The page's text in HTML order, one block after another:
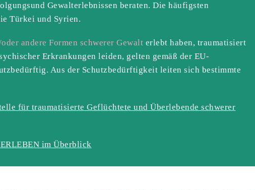
Gewalterlebnissen beraten.Die häufigsten
Türkei und Syrien.
andere Formen schwerer Gewalt erlebt haben, traumatisiert
Erkrankungen leiden, gelten gemäß der EU-
Aus der Schutzbedürftigkeit leiten sich bestimmte
für traumatisierte Geflüchtete und Überlebende schwerer
im Überblick